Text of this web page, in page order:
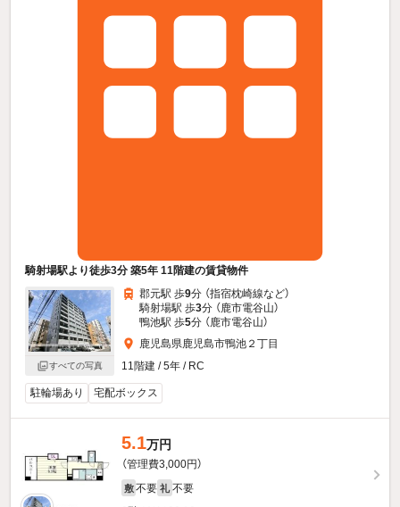
騎射場駅より徒歩3分 築5年 11階建の賃貸物件
すべての写真
郡元駅 歩9分 （指宿枕崎線など）
騎射場駅 歩3分 （鹿市電谷山）
鴨池駅 歩5分 （鹿市電谷山）
鹿児島県鹿児島市鴨池２丁目
11階建 / 5年 / RC
駐輪場あり 宅配ボックス
5.1万円
（管理費3,000円）
敷 不要 礼 不要